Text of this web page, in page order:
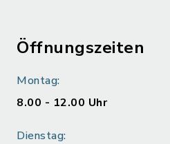
Öffnungszeiten
Montag:
8.00 - 12.00 Uhr
Dienstag: